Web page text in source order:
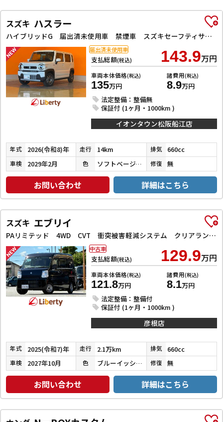
スズキ ハスラー
ハイブリッドG 届出済未使用車 禁煙車 スズキセーフティサポート アダプティブクルーズコントロール LEDヘッドライト スマートキー プッシュスタート アイドリングストップ 前席シートヒーター ステアリングスイッチ
支払総額(税込) 143.9万円
車両本体価格(税込)
135万円
諸費用(税込)
8.9万円
法定整備：整備無
保証付 (1ヶ月・1000km )
届出済未使用車
イオンタウン松阪船江店
年式 2026(令和8)年 走行 14km 排気 660cc
車検 2029年2月 色 ソフトベージュメタリック 修復 無
お問い合わせ 詳細はこちら
スズキ エブリイ
PAリミテッド 4WD CVT 衝突被害軽減システム クリアランスソナー レーンアシスト 両側スライドドア キーレスエントリー アイドリングストップ ESC エアコン パワーステアリング パワーウィンドウ
支払総額(税込) 129.9万円
車両本体価格(税込)
121.8万円
諸費用(税込)
8.1万円
法定整備：整備付
保証付 (1ヶ月・1000km )
中古車
彦根店
年式 2025(令和7)年 走行 2.1万km 排気 660cc
車検 2027年10月 色 ブルーイッシュブラックパール３ 修復 無
お問い合わせ 詳細はこちら